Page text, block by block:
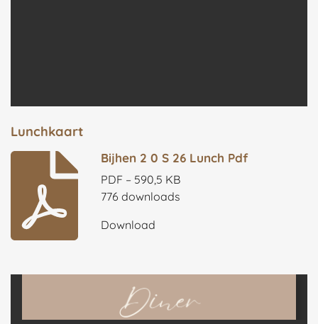
Lunchkaart
Bijhen 2 0 S 26 Lunch Pdf
PDF – 590,5 KB
776 downloads
Download